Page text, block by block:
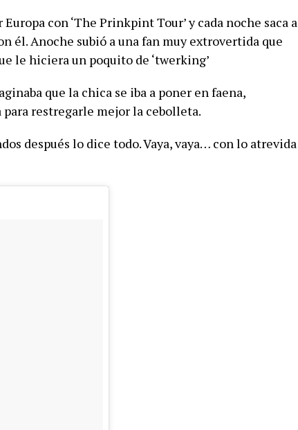
con ‘The Prinkpint Tour’ y cada noche saca a
él. Anoche subió a una fan muy extrovertida que
le hiciera un poquito de ‘twerking’
que la chica se iba a poner en faena,
restregarle mejor la cebolleta.
después lo dice todo. Vaya, vaya… con lo atrevida